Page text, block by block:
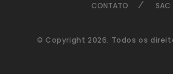
CONTATO
SAC
© Copyright 2026. Todos os